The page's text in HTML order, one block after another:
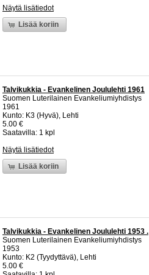
Näytä lisätiedot
Lisää koriin
Talvikukkia - Evankelinen Joululehti 1961
Suomen Luterilainen Evankeliumiyhdistys
1961
Kunto: K3 (Hyvä), Lehti
5.00 €
Saatavilla: 1 kpl
Näytä lisätiedot
Lisää koriin
Talvikukkia - Evankelinen Joululehti 1953 .
Suomen Luterilainen Evankeliumiyhdistys
1953
Kunto: K2 (Tyydyttävä), Lehti
5.00 €